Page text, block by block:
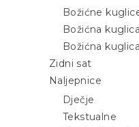
Božićne
Božićna
Božićna
Zidni sat
Naljepnice
Dječje
Tekstualne